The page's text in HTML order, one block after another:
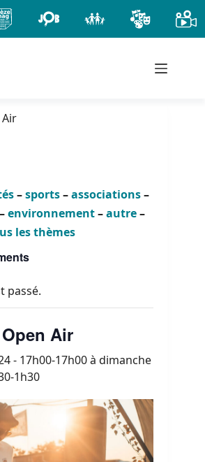
Air
–sports–associations–
–environnement–autre–
les thèmes
passé.
Air
- 17h00-17h00à dimanche
1h30